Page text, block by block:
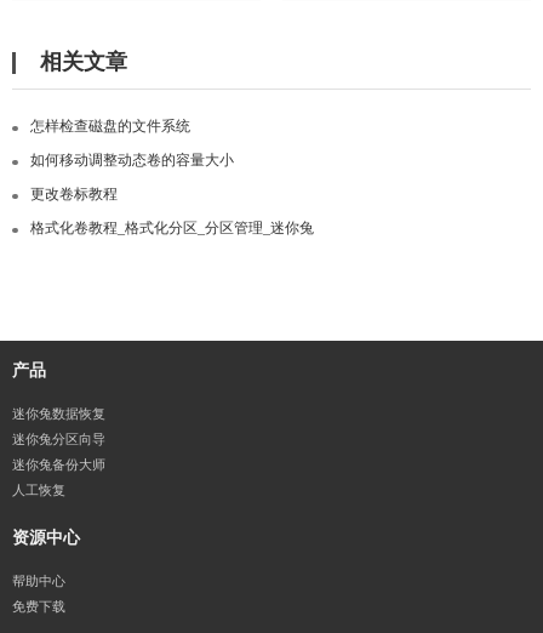
相关文章
怎样检查磁盘的文件系统
如何移动调整动态卷的容量大小
更改卷标教程
格式化卷教程_格式化分区_分区管理_迷你兔
产品
迷你兔数据恢复
迷你兔分区向导
迷你兔备份大师
人工恢复
资源中心
帮助中心
免费下载